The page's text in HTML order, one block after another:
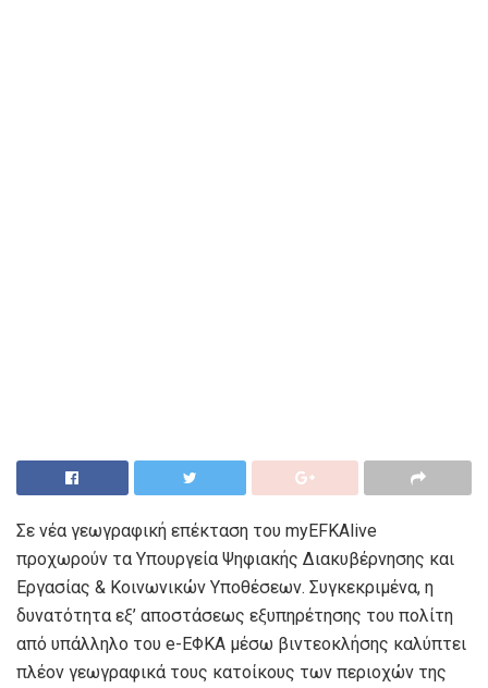
Σε νέα γεωγραφική επέκταση του myEFKAlive
προχωρούν τα Υπουργεία Ψηφιακής Διακυβέρνησης και
Εργασίας & Κοινωνικών Υποθέσεων. Συγκεκριμένα, η
δυνατότητα εξ’ αποστάσεως εξυπηρέτησης του πολίτη
από υπάλληλο του e-ΕΦΚΑ μέσω βιντεοκλήσης καλύπτει
πλέον γεωγραφικά τους κατοίκους των περιοχών της